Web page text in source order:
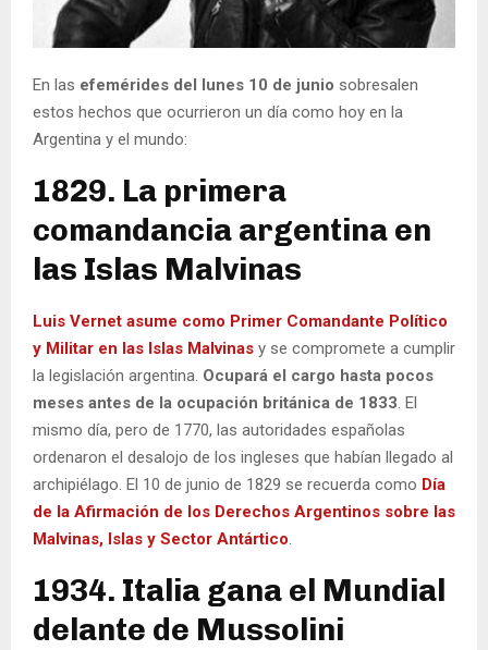
En las efemérides del lunes 10 de junio sobresalen
estos hechos que ocurrieron un día como hoy en la
Argentina y el mundo:
1829. La primera
comandancia argentina en
las Islas Malvinas
Luis Vernet asume como Primer Comandante Político
y Militar en las Islas Malvinas y se compromete a cumplir
la legislación argentina. Ocupará el cargo hasta pocos
meses antes de la ocupación británica de 1833. El
mismo día, pero de 1770, las autoridades españolas
ordenaron el desalojo de los ingleses que habían llegado al
archipiélago. El 10 de junio de 1829 se recuerda como Día
de la Afirmación de los Derechos Argentinos sobre las
Malvinas, Islas y Sector Antártico.
1934. Italia gana el Mundial
delante de Mussolini